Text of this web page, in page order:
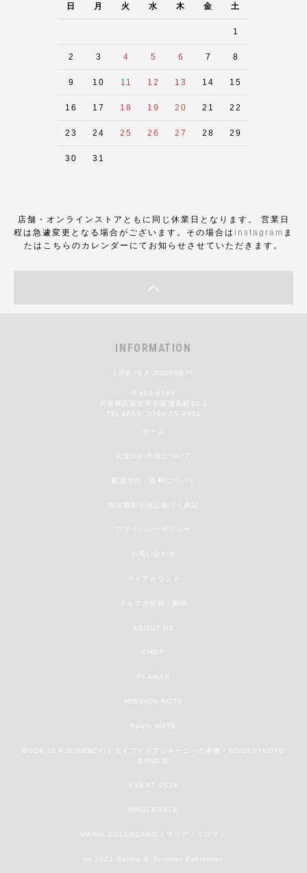
日 月 火 水 木 金 土
1
2 3 4 5 6 7 8
9 10 11 12 13 14 15
16 17 18 19 20 21 22
23 24 25 26 27 28 29
30 31
店舗・オンラインストアともに同じ休業日となります。 営業日
程は急遽変更となる場合がございます。その場合は instagram ま
たはこちらのカレンダーにてお知らせさせていただきます。
INFORMATION
LIFE IS A JOURNEY!
〒663-8165
兵庫県西宮市甲子園浦風町10-3
TEL&FAX: 0798-55-8901
ホーム
お支払い方法について
配送方法・送料について
特定商取引法に基づく表記
プライバシーポリシー
お問い合わせ
マイアカウント
メルマガ登録・解除
ABOUT US
SHOP
PLANAR
MISSION NOTE
Bodhi MATE
BOOK IS A JOURNEY! / ライフイズアジャーニーの本棚 / BOOKS+KOTO
BANOIE
EVENT 2020
WHOLESALE
MARIA SOLORZANO / マリア・ソロザノ
jiji 2021 Spring & Summer Exhibition